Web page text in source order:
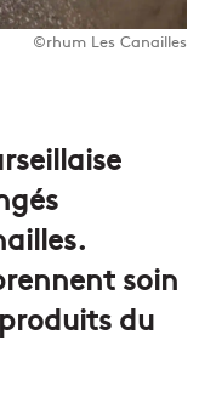
©rhum Les Canailles
soin
du